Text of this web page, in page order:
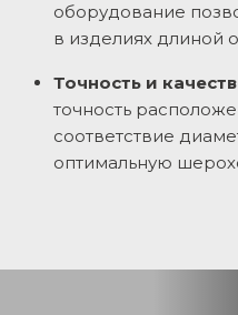
оборудование
в изделиях длиной
Точность и
точность
соответствие
оптимальную